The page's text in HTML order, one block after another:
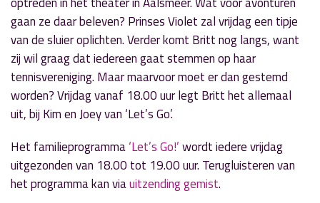
gaan ze daar beleven? Prinses Violet zal vrijdag een tipje
van de sluier oplichten. Verder komt Britt nog langs, want
zij wil graag dat iedereen gaat stemmen op haar
tennisvereniging. Maar maarvoor moet er dan gestemd
worden? Vrijdag vanaf 18.00 uur legt Britt het allemaal
uit, bij Kim en Joey van ‘Let’s Go’.
Het familieprogramma‘Let’s Go!’wordt iedere vrijdag
uitgezonden van 18.00 tot 19.00 uur. Terugluisteren van
het programma kan viauitzending gemist.